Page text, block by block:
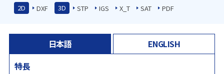
2D DXF 3D STP IGS X_T SAT PDF
日本語
ENGLISH
特長